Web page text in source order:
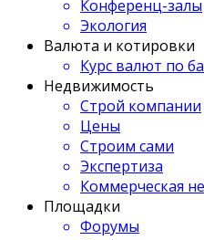
Конференц-залы
Экология
Валюта и котировки
Курс валют по
Недвижимость
Строй компании
Цены
Строим сами
Экспертиза
Коммерческая
Площадки
Форумы